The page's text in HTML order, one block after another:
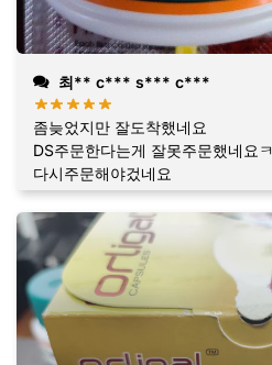
최** c*** s*** c***
좀늦었지만 잘도착했네요
DS주문한다는게 잘못주문했네요ㅋ
다시주문해야겄네요